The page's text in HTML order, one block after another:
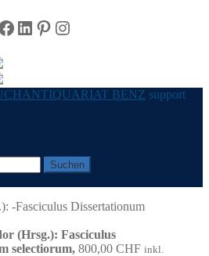
LinkedIn
Pinterest
Instagram
BENZ support
Suchen
(Hrsg.): Fasciculus
selectiorum, 800,00 CHF inkl.